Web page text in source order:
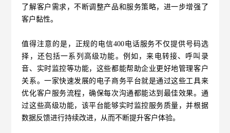
了解客户需求，不断调整产品和服务策略，进一步增强了
客户黏性。
值得注意的是，正规的 电信400电话服务不仅提供号码选
择，还包括一系列高级功能。例如，来电转接、呼叫录
音、实时监控等功能，这些都能帮助企业更好地管理客户
关系。一家快速发展的电子商务平台就是通过这些工具来
优化客户服务流程，确保每次沟通都能达到最佳效果。通
过这些高级功能，该平台能够实时监控服务质量，并根据
数据反馈进行持续改进，从而不断提升客户体验。